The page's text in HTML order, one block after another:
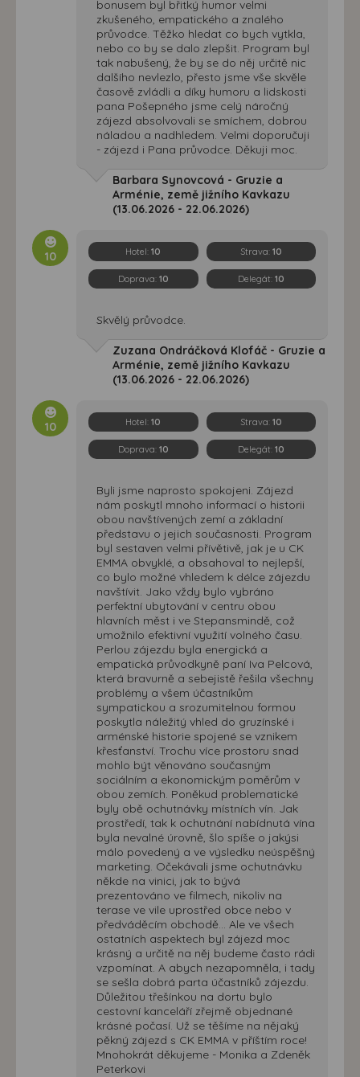
bonusem byl břitký humor velmi
zkušeného, empatického a znalého
průvodce. Těžko hledat co bych vytkla,
nebo co by se dalo zlepšit. Program byl
tak nabušený, že by se do něj určitě nic
dalšího nevlezlo, přesto jsme vše skvěle
časově zvládli a díky humoru a lidskosti
pana Pošepného jsme celý náročný
zájezd absolvovali se smíchem, dobrou
náladou a nadhledem. Velmi doporučuji
- zájezd i Pana průvodce. Děkuji moc.
Barbara Synovcová - Gruzie a
Arménie, země jižního Kavkazu
(13.06.2026 - 22.06.2026)
10 Hotel:10 Strava: 10
Doprava: 10 Delegát: 10
Skvělý průvodce.
Zuzana Ondráčková Klofáč - Gruzie a
Arménie, země jižního Kavkazu
(13.06.2026 - 22.06.2026)
10 Hotel:10 Strava: 10
Doprava: 10 Delegát: 10
Byli jsme naprosto spokojeni. Zájezd
nám poskytl mnoho informací o historii
obou navštívených zemí a základní
představu o jejich současnosti. Program
byl sestaven velmi přívětivě, jak je u CK
EMMA obvyklé, a obsahoval to nejlepší,
co bylo možné vhledem k délce zájezdu
navštívit. Jako vždy bylo vybráno
perfektní ubytování v centru obou
hlavních měst i ve Stepansmindě, což
umožnilo efektivní využití volného času.
Perlou zájezdu byla energická a
empatická průvodkyně paní Iva Pelcová,
která bravurně a sebejistě řešila všechny
problémy a všem účastníkům
sympatickou a srozumitelnou formou
poskytla náležitý vhled do gruzínské i
arménské historie spojené se vznikem
křesťanství. Trochu více prostoru snad
mohlo být věnováno současným
sociálním a ekonomickým poměrům v
obou zemích. Poněkud problematické
byly obě ochutnávky místních vín. Jak
prostředí, tak k ochutnání nabídnutá vína
byla nevalné úrovně, šlo spíše o jakýsi
málo povedený a ve výsledku neúspěšný
marketing. Očekávali jsme ochutnávku
někde na vinici, jak to bývá
prezentováno ve filmech, nikoliv na
terase ve vile uprostřed obce nebo v
předváděcím obchodě... Ale ve všech
ostatních aspektech byl zájezd moc
krásný a určitě na něj budeme často rádi
vzpomínat. A abych nezapomněla, i tady
se sešla dobrá parta účastníků zájezdu.
Důležitou třešínkou na dortu bylo
cestovní kanceláří zřejmě objednané
krásné počasí. Už se těšíme na nějaký
pěkný zájezd s CK EMMA v příštím roce!
Mnohokrát děkujeme - Monika a Zdeněk
Peterkovi